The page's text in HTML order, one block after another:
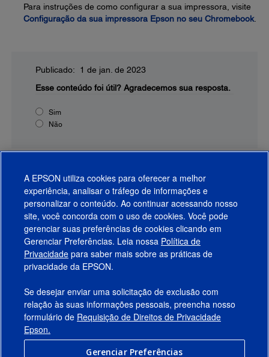
Para instruções de como configurar a sua impressora, visite
Configuração da sua impressora Epson no seu Chromebook.
Publicado: 1 de jan. de 2023
Esse conteúdo foi útil? Agradecemos sua resposta.
Sim
Não
Produtos
Suporte
Links Sugeridos
Empresa
A EPSON utiliza cookies para oferecer a melhor
experiência, analisar o tráfego de informações e
personalizar o conteúdo. Ao continuar acessando nosso
site, você concorda com o uso de cookies. Você pode
gerenciar suas preferências de cookies clicando em
Gerenciar Preferências. Leia nossa Política de
Privacidade para saber mais sobre as práticas de
privacidade da EPSON.
Se desejar enviar uma solicitação de exclusão com
relação às suas informações pessoais, preencha nosso
formulário de Requisição de Direitos de Privacidade
Epson.
Gerenciar Preferências